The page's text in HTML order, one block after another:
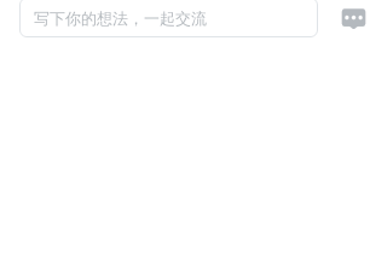
写下你的想法，一起交流 